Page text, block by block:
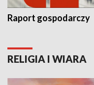
Raport gospodarczy
RELIGIA I WIARA